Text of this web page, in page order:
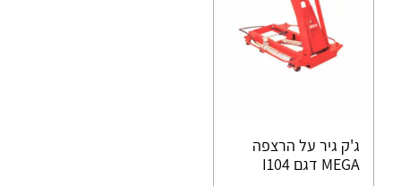
ג'ק גיר על הרצפה
MEGA דגם I104